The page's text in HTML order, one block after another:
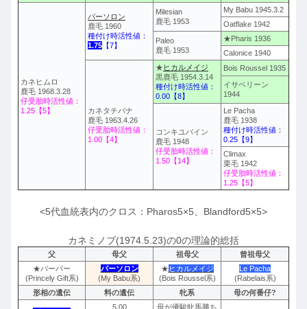
カネヒムロ
鹿毛 1968.3.28
仔受胎時活性値：
1.25【5】
パーソロン
鹿毛 1960
種付け時活性値：
1.75 【7】
Milesian
鹿毛 1953
My Babu 1945.3.2
Oatflake 1942
Paleo
鹿毛 1953
★Pharis 1936
Calonice 1940
カネタチバナ
鹿毛 1963.4.26
仔受胎時活性値：
1.00【4】
★ ヒカルメイジ
黒鹿毛 1954.3.14
種付け時活性値：
0.00【8】
Bois Roussel 1935
イサベリーン
1944
コンキユバイン
鹿毛 1948
仔受胎時活性値：
1.50【14】
Le Pacha
鹿毛 1938
種付け時活性値：
0.25【9】
Climax
栗毛 1942
仔受胎時活性値：
1.25【5】
<5代血統表内のクロス：Pharos5×5、Blandford5×5>
カネミノブ(1974.5.23)の0の理論的総括
父 母父 祖母父
曾祖母父
★バーバー
(Princely Gift系)
パーソロン
(My Babu系)
★ ヒカルメイジ
(Bois Roussel系)
Le Pacha
(Rabelais系)
形相の遺伝
料の遺伝 牝系 母の何番仔?
5.00
母が優駿牝馬勝ち